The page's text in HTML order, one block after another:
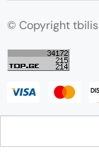
© Copyright